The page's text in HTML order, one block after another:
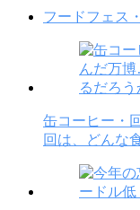
フードフェス
缶コーヒー・
回は、どんな